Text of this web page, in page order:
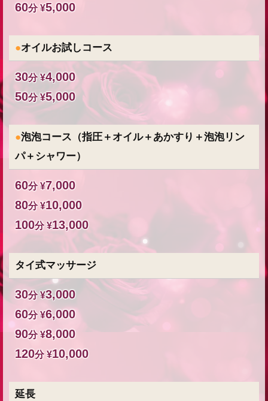
60分 ¥5,000
●オイルお試しコース
30分 ¥4,000
50分 ¥5,000
●泡泡コース（指圧＋オイル＋あかすり＋泡泡リン
パ＋シャワー）
60分 ¥7,000
80分 ¥10,000
100分 ¥13,000
タイ式マッサージ
30分 ¥3,000
60分 ¥6,000
90分 ¥8,000
120分 ¥10,000
延長